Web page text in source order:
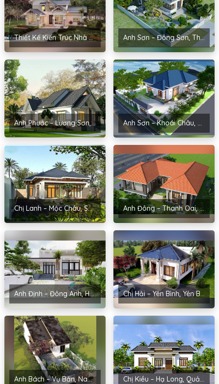
Thiết Kế Kiến Trúc Nhà Đẹp Tại Hải Dương Cho Anh Hậu – Cẩm Bình Anh Sơn – Đông Sơn, Thanh Hóa
Anh Phước – Lương Sơn, Hòa Bình
Chị Lanh – Mộc Châu, Sơn La Anh Đông – Thanh Oai, Hà Nội
Anh Định – Đông Anh, Hà Nội
Anh Bách – Vụ Bản, Nam Định